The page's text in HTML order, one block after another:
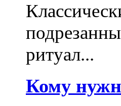
ритуал...
Кому